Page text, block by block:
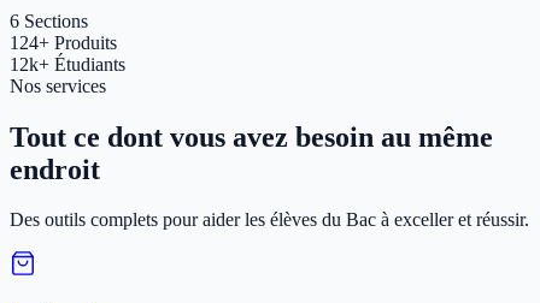
6 Sections
124+ Produits
12k+ Étudiants
Nos services
Tout ce dont vous avez besoin au même
endroit
Des outils complets pour aider les élèves du Bac à exceller et réussir.